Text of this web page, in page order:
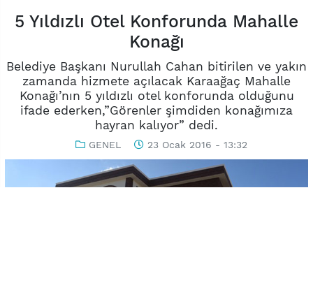
5 Yıldızlı Otel Konforunda Mahalle
Konağı
Belediye Başkanı Nurullah Cahan bitirilen ve yakın
zamanda hizmete açılacak Karaağaç Mahalle
Konağı’nın 5 yıldızlı otel konforunda olduğunu
ifade ederken,”Görenler şimdiden konağımıza
hayran kalıyor” dedi.
GENEL 23 Ocak 2016 - 13:32